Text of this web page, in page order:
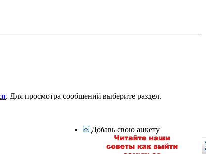
. Для просмотра сообщений выберите раздел.
Добавь свою анкету